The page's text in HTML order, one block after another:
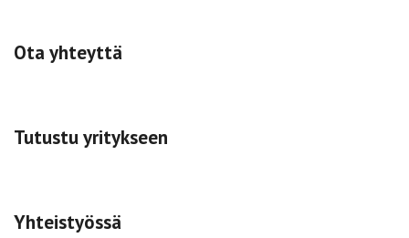
Ota yhteyttä
Tutustu yritykseen
Yhteistyössä